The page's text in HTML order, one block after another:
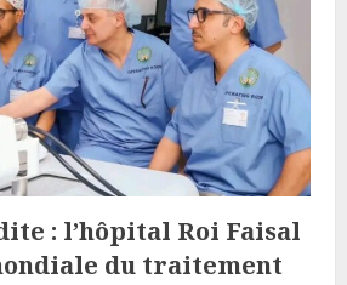
: l’hôpital Roi Faisal
du traitement